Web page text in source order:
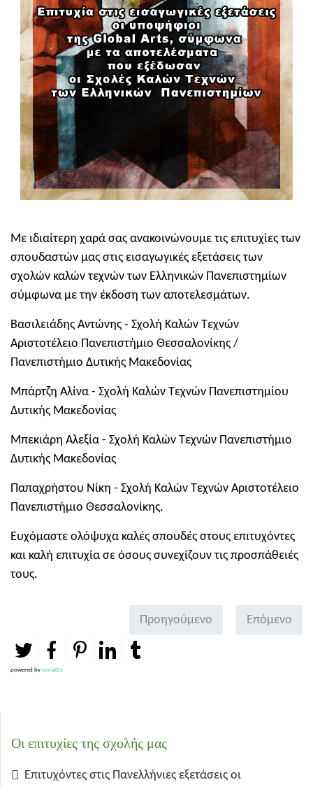
Με ιδιαίτερη χαρά σας ανακοινώνουμε τις επιτυχίες των
σπουδαστών μας στις εισαγωγικές εξετάσεις των
σχολών καλών τεχνών των Ελληνικών Πανεπιστημίων
σύμφωνα με την έκδοση των αποτελεσμάτων.
Βασιλειάδης Αντώνης - Σχολή Καλών Τεχνών
Αριστοτέλειο Πανεπιστήμιο Θεσσαλονίκης /
Πανεπιστήμιο Δυτικής Μακεδονίας
Μπάρτζη Αλίνα - Σχολή Καλών Τεχνών Πανεπιστημίου
Δυτικής Μακεδονίας
Μπεκιάρη Αλεξία - Σχολή Καλών Τεχνών Πανεπιστήμιο
Δυτικής Μακεδονίας
Παπαχρήστου Νίκη - Σχολή Καλών Τεχνών Αριστοτέλειο
Πανεπιστήμιο Θεσσαλονίκης.
Ευχόμαστε ολόψυχα καλές σπουδές στους επιτυχόντες
και καλή επιτυχία σε όσους συνεχίζουν τις προσπάθειές
τους.
Προηγούμενο Επόμενο
powered by social2s
Οι επιτυχίες της σχολής μας
Επιτυχόντες στις Πανελλήνιες εξετάσεις οι